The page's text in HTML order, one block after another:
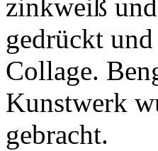
zinkweiß
gedrückt
Collage.
Kunstwerk
gebracht.